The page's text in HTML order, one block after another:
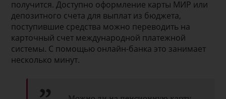
получится. Доступно оформление карты МИР или
депозитного счета для выплат из бюджета,
поступившие средства можно переводить на
карточный счет международной платежной
системы. С помощью онлайн-банка это занимает
несколько минут.